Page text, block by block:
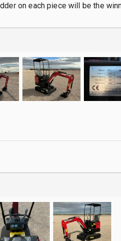
on each piece will be the